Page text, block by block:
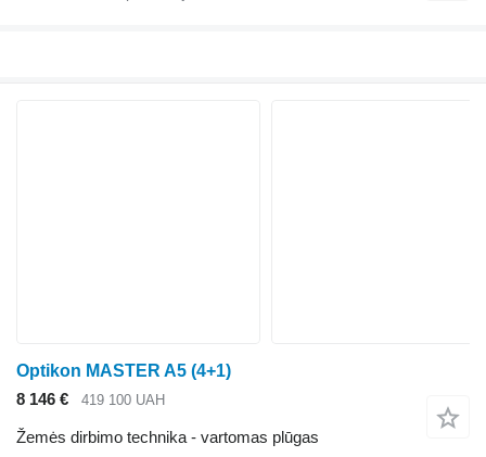
Optikon MASTER A5 (4+1)
8 146 €
419 100 UAH
Žemės dirbimo technika - vartomas plūgas